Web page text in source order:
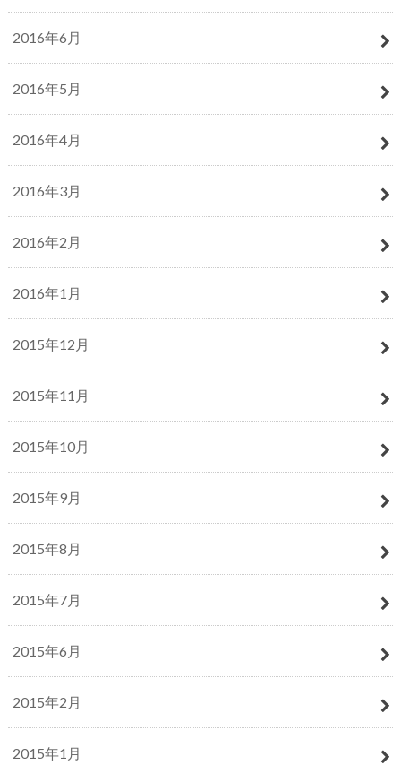
2016年6月
2016年5月
2016年4月
2016年3月
2016年2月
2016年1月
2015年12月
2015年11月
2015年10月
2015年9月
2015年8月
2015年7月
2015年6月
2015年2月
2015年1月